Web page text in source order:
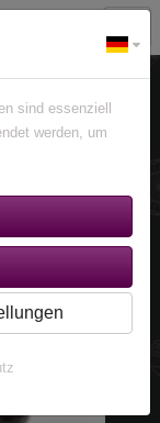
Ringe
sind essenziell
werden, um